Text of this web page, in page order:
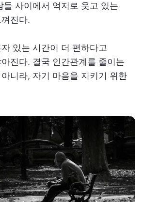
들 사이에서 억지로 웃고 있는
진다.
있는 시간이 더 편하다고
진다. 결국 인간관계를 줄이는
니라, 자기 마음을 지키기 위한